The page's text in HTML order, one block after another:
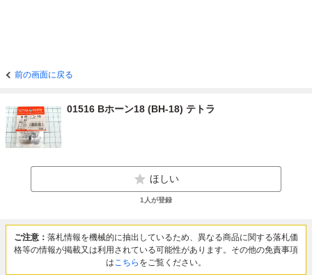
前の画面に戻る
01516 Bホーン18 (BH-18) テトラ
ほしい
1 人が登録
ご注意： 落札情報を機械的に抽出しているため、異なる商品に関する落札価
格等の情報が掲載又は利用されている可能性があります。その他の免責事項
はこちら をご覧ください。